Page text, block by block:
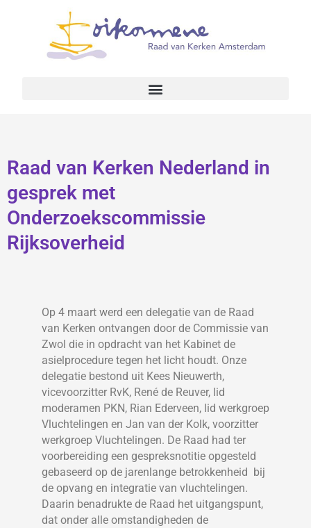
Raad van Kerken Nederland in
gesprek met
Onderzoekscommissie
Rijksoverheid
Op 4 maart werd een delegatie van de Raad
van Kerken ontvangen door de Commissie van
Zwol die in opdracht van het Kabinet de
asielprocedure tegen het licht houdt. Onze
delegatie bestond uit Kees Nieuwerth,
vicevoorzitter RvK, René de Reuver, lid
moderamen PKN, Rian Ederveen, lid werkgroep
Vluchtelingen en Jan van der Kolk, voorzitter
werkgroep Vluchtelingen. De Raad had ter
voorbereiding een gespreksnotitie opgesteld
gebaseerd op de jarenlange betrokkenheid bij
de opvang en integratie van vluchtelingen.
Daarin benadrukte de Raad het uitgangspunt,
dat onder alle omstandigheden de